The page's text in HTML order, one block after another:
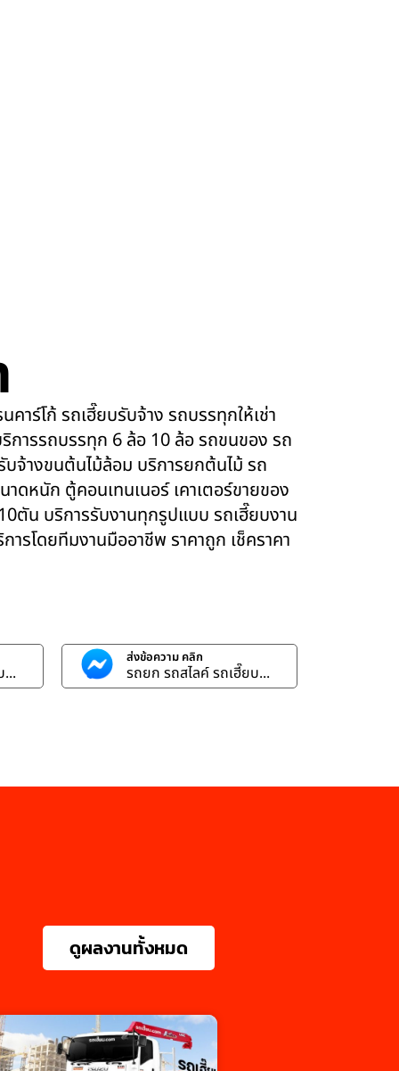
คาร์โก้ รถเฮี๊ยบรับจ้าง รถบรรทุกให้เช่า
การรถบรรทุก 6 ล้อ 10 ล้อ รถขนของ รถ
จ้างขนต้นไม้ล้อม บริการยกต้นไม้ รถ
หนัก ตู้คอนเทนเนอร์ เคาเตอร์ขายของ
ตัน บริการรับงานทุกรูปแบบ รถเฮี๊ยบงาน
ารโดยทีมงานมืออาชีพ ราคาถูก เช็คราคา
ส่งข้อความ คลิก
รถยก รถสไลค์ รถเฮี๊ยบ...
ดูผลงานทั้งหมด